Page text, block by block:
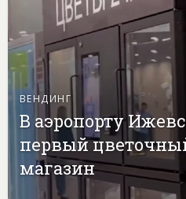
ВЕНДИНГ
В аэропорту
первый
магазин